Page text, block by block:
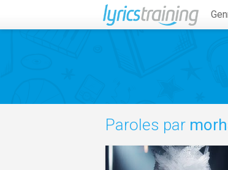
Paroles par